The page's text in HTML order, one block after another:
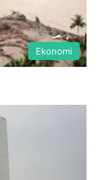
Ekonomi